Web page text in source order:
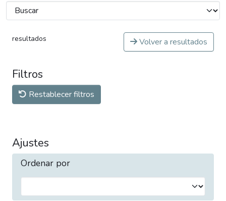
resultados Volver a resultados
Filtros
Restablecer filtros
Ajustes
Ordenar por